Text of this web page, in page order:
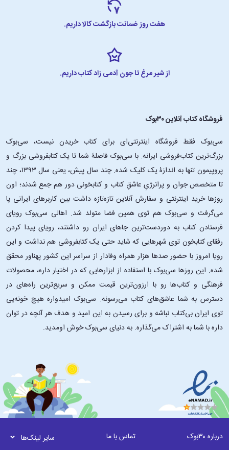
هفت روز ضمانت بازگشت کالا داریم.
از شیر مرغ تا جون آدمی زاد کتاب داریم.
فروشگاه کتاب آنلاین ۳۰بوک
سی‌بوک فقط فروشگاه اینترنتی‌ای برای کتاب خریدن نیست، سی‌بوک
بزرگ‌ترین کتاب‌فروشی ایرانه. با سی‌بوک فاصلۀ شما تا یک کتابفروشی بزرگ و
پروپیمون تنها به اندازۀ یک کلیک شده. چند سال پیش، یعنی سال ۱۳۹۳، چند
تا متخصص جوان و پرانرژیِ عاشقِ کتاب و کتابخونی دور هم جمع شدند؛ اون‌
روزها خرید اینترنتی و سفارش آنلاین تازه‌تازه داشت بین کاربرهای ایرانی پا
می‌گرفت و سی‌بوک هم توی همین فضا متولد شد. اهالی سی‌بوک رویای
فرستادن کتاب به دوردست‌ترین جاهای ایران رو داشتند، رویای پیدا کردن
رفقای کتابخون توی شهرهایی که شاید حتی یک کتابفروشی هم نداشت و این
رویا امروز با حضور صدها هزار همراه وفادار از سراسر این کشور پهناور محقق
شده. این ‌روزها سی‌بوک با استفاده از ابزارهایی که در اختیار داره، محصولات
فرهنگی و کتاب‌ها رو با ارزون‌ترین قیمت ممکن و سریع‌ترین راه‌های در
دسترس به شما عاشق‌های کتاب می‌رسونه. سی‌بوک امیدواره هیچ خونه‌یی
توی ایران بی‌کتاب نباشه و برای رسیدن به این امید و هدف هر آنچه در توان
داره با شما به اشتراک می‌گذاره. به دنیای سی‌بوک خوش اومدید.
درباره ۳۰بوک تماس با ما سایر لینک‌ها